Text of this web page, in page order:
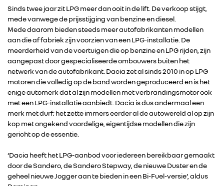
Sinds twee jaar zit LPG meer dan ooit in de lift. De verkoop stijgt,
mede vanwege de prijsstijging van benzine en diesel.
Mede daarom bieden steeds meer autofabrikanten modellen
aan die af fabriek zijn voorzien van een LPG-installatie. De
meerderheid van de voertuigen die op benzine en LPG rijden, zijn
aangepast door gespecialiseerde ombouwers buiten het
netwerk van de autofabrikant. Dacia zet al sinds 2010 in op LPG
motoren die volledig op de band worden geproduceerd en is het
enige automerk dat al zijn modellen met verbrandingsmotor ook
met een LPG-installatie aanbiedt. Dacia is dus andermaal een
merk met durf; het zette immers eerder al de autowereld al op zijn
kop met ongekend voordelige, eigentijdse modellen die zijn
gericht op de essentie.
‘Dacia heeft het LPG-aanbod voor iedereen bereikbaar gemaakt
door de Sandero, de Sandero Stepway, de nieuwe Duster en de
geheel nieuwe Jogger aan te bieden in een Bi-Fuel-versie’, aldus